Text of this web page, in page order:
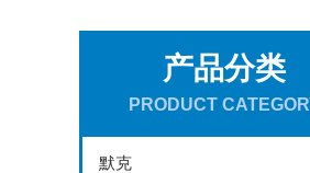
产品分类
PRODUCT
默克